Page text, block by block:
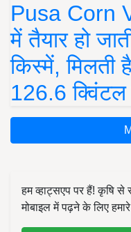
Pusa Corn
में तैयार हो
किस्में, मिलती
126.6 क्विंटल
हम व्हाट्सएप पर हैं! कृषि
मोबाइल में पढ़ने के लिए